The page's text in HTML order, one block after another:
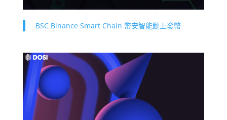
BSC Binance Smart Chain 幣安智能鏈上發幣